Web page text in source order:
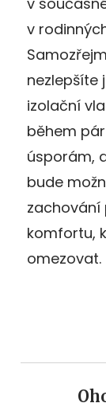
v
nezlepšíte
izolační
během
úsporám,
bude
zachování
komfortu,
omezovat.